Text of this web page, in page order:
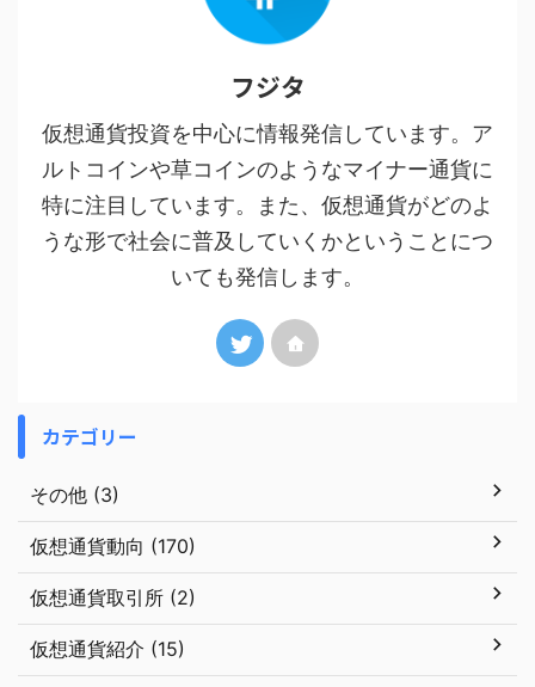
フジタ
仮想通貨投資を中心に情報発信しています。ア
ルトコインや草コインのようなマイナー通貨に
特に注目しています。また、仮想通貨がどのよ
うな形で社会に普及していくかということにつ
いても発信します。
カテゴリー
その他 (3)
仮想通貨動向 (170)
仮想通貨取引所 (2)
仮想通貨紹介 (15)